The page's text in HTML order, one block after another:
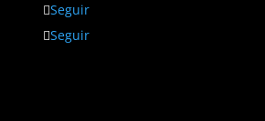
Seguir
Seguir